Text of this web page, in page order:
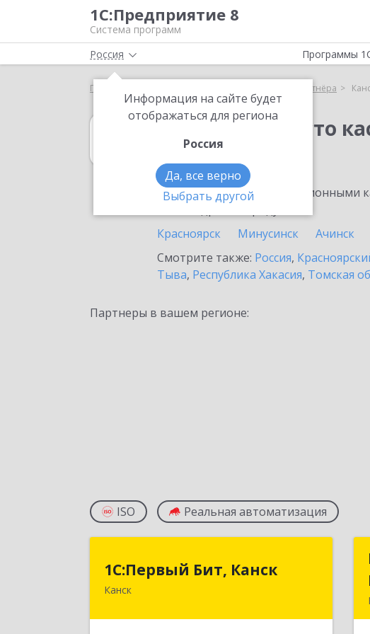
1С:Предприятие 8
Система программ
Россия
Информация на сайте будет
отображаться для региона
Россия
Да, все верно
Выбрать другой
Программы
Главная Выбор партнёра
1С:Рабочее место
в Канске
Ознакомьтесь с информационными
Красноярск
Минусинск Ачинск
Смотрите также: Россия,
Тыва, Республика Хакасия, Томская
Партнеры в вашем регионе:
ISO Реальная автоматизация
1С:Первый Бит, Канск
Канск
1С:Первый Бит, Канск
663600, Красноярский край, Канск г,